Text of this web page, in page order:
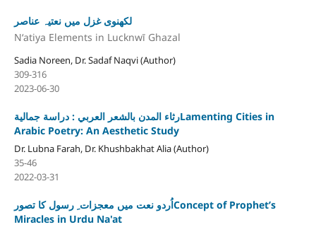
لکھنوی غزل میں نعتیہ عناصر
Nʻatiya Elements in Lucknwī Ghazal
Sadia Noreen, Dr. Sadaf Naqvi (Author)
309-316
2023-06-30
رثاء المدن بالشعر العربي : دراسة جماليةLamenting Cities in
Arabic Poetry: An Aesthetic Study
Dr. Lubna Farah, Dr. Khushbakhat Alia (Author)
35-46
2022-03-31
اُردو نعت میں معجزات ِ رسول کا تصورConcept of Prophet’s
Miracles in Urdu Na'at